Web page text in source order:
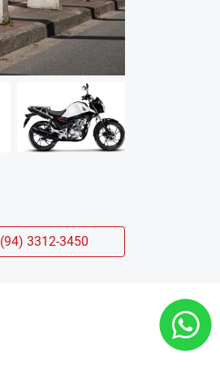
(94) 3312-3450